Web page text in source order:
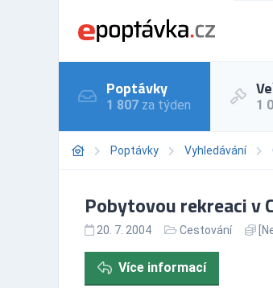
Poptávky
1 807 za týden 1
Poptávky Vyhledávání
Pobytovou rekreaci v
20. 7. 2004 Cestování
Více informací